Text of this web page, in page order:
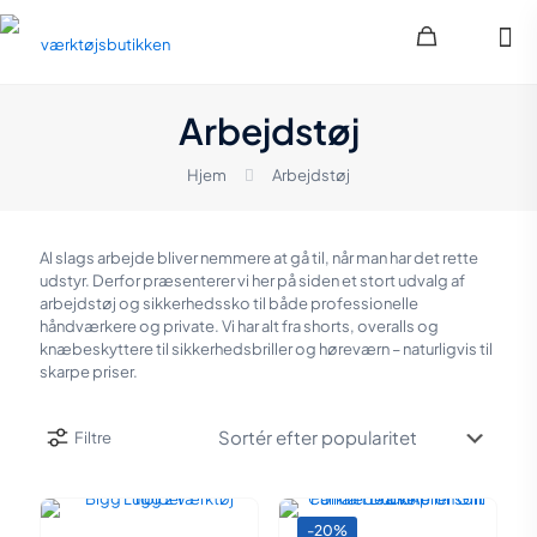
Arbejdstøj
Hjem Arbejdstøj
Al slags arbejde bliver nemmere at gå til, når man har det rette
udstyr. Derfor præsenterer vi her på siden et stort udvalg af
arbejdstøj og sikkerhedssko til både professionelle
håndværkere og private. Vi har alt fra shorts, overalls og
knæbeskyttere til sikkerhedsbriller og høreværn – naturligvis til
skarpe priser.
Filtre
-20%